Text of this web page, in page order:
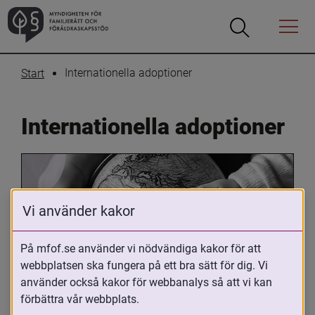
Öppna
Öppna
Menyn
Start Internationella adoptioner
Internationella adoptioner
Oavsett om du är adopterad,
adoptivförälder eller arbetar med
Vi använder kakor
På mfof.se använder vi nödvändiga kakor för att
webbplatsen ska fungera på ett bra sätt för dig. Vi
använder också kakor för webbanalys så att vi kan
förbättra vår webbplats.